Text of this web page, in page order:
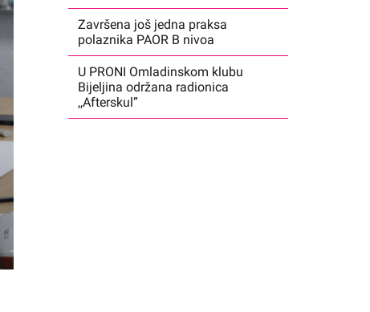
Završena još jedna praksa
polaznika PAOR B nivoa
U PRONI Omladinskom klubu
Bijeljina održana radionica
,,Afterskul”